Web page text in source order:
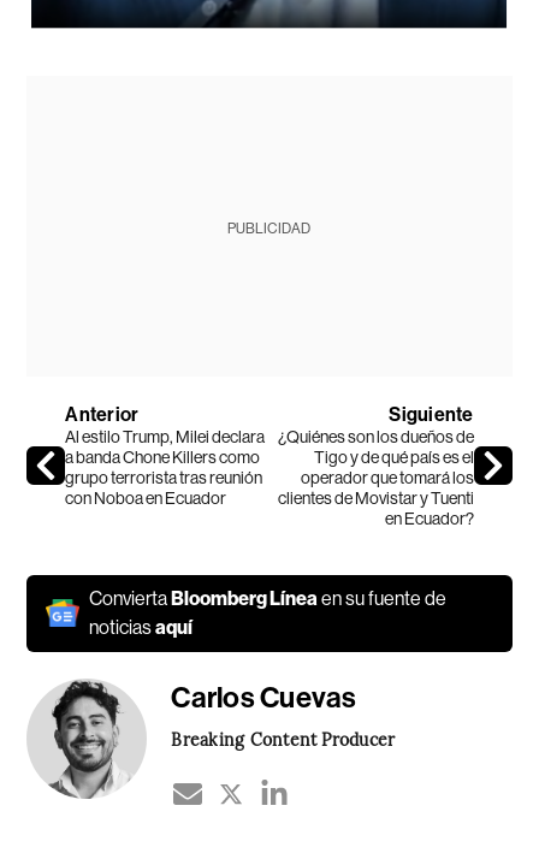
PUBLICIDAD
Anterior
Al estilo Trump, Milei declara
a banda Chone Killers como
grupo terrorista tras reunión
con Noboa en Ecuador
Siguiente
¿Quiénes son los dueños de
Tigo y de qué país es el
operador que tomará los
clientes de Movistar y Tuenti
en Ecuador?
ConviertaBloomberg Línea en su fuente de
noticiasaquí
Carlos Cuevas
Breaking Content Producer